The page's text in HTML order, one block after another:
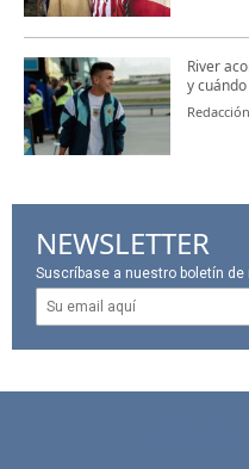
River
y
NEWSLETTER
Suscríbase a nuestro boletín de